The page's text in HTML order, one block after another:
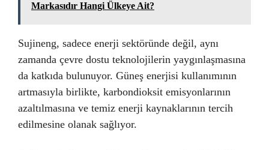
Markasıdır Hangi Ülkeye Ait?
Sujineng, sadece enerji sektöründe değil, aynı
zamanda çevre dostu teknolojilerin yaygınlaşmasına
da katkıda bulunuyor. Güneş enerjisi kullanımının
artmasıyla birlikte, karbondioksit emisyonlarının
azaltılmasına ve temiz enerji kaynaklarının tercih
edilmesine olanak sağlıyor.